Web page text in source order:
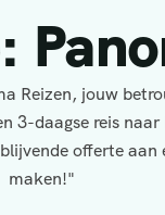
Reizen, jouw
3-daagse reis
offerte
maken!"